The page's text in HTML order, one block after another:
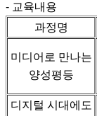
- 교육내용
과정명
미디어로 만나는
양성평등
디지털 시대에도